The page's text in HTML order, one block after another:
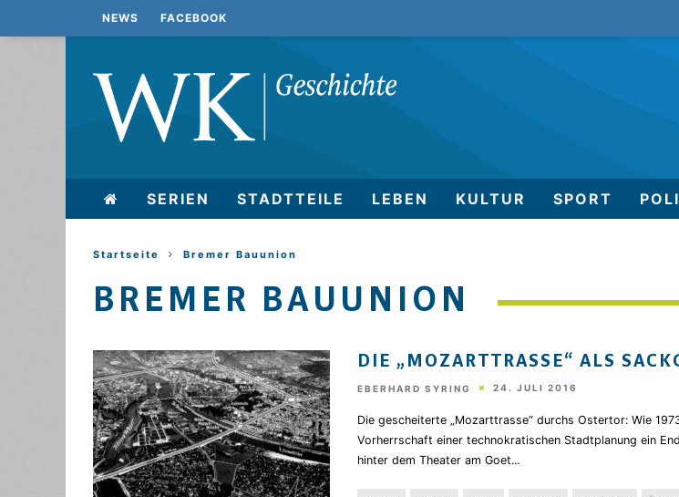
NEWS FACEBOOK
SERIEN STADTTEILE LEBEN KULTUR SPORT
Startseite Bremer Bauunion
BREMER BAUUNION
DIE „MOZARTTRASSE“ ALS
EBERHARD SYRING 24. JULI 2016
Die gescheiterte „Mozarttrasse“ durchs Ostertor: Wie
Vorherrschaft einer technokratischen Stadtplanung ein
hinter dem Theater am Goet...